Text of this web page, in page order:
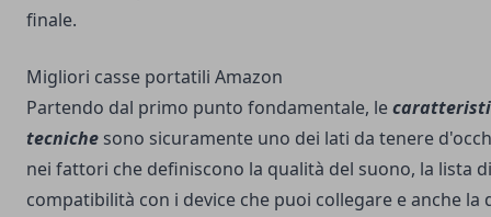
finale.
Migliori casse portatili Amazon
Partendo dal primo punto fondamentale, le
tecniche sono sicuramente uno dei lati da tenere
nei fattori che definiscono la qualità del suono, la lista di
compatibilità con i device che puoi collegare e anche la